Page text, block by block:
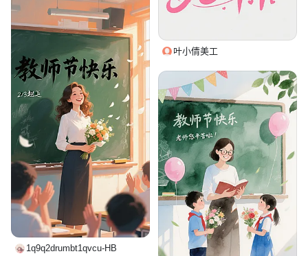
叶小倩美工
1q9q2drumbt1qvcu-HB